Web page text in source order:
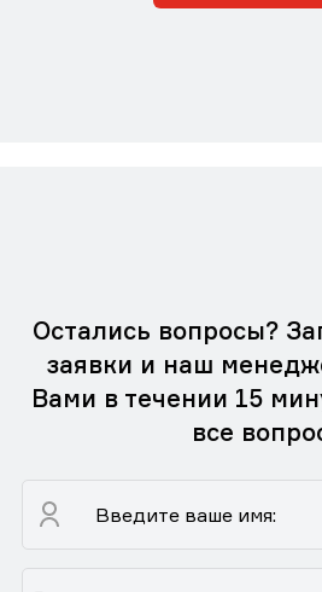
Остались вопросы?
заявки и наш
Вами в течении 15
все